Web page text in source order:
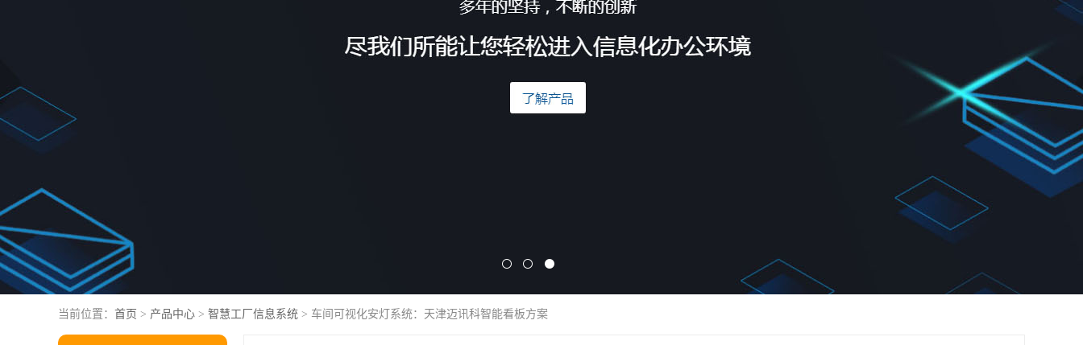
当前位置： 首页 > 产品中心 > 智慧工厂信息系统 > 车间可视化安灯系统：天津迈讯科智能看板方案